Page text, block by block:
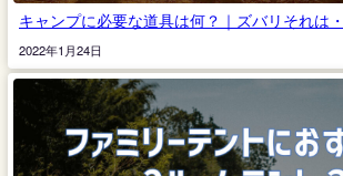
キャンプに必要な道具は何？｜ズバリそれは
2022年1月24日